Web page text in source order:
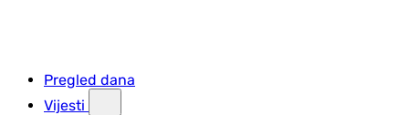
Pregled dana
Vijesti